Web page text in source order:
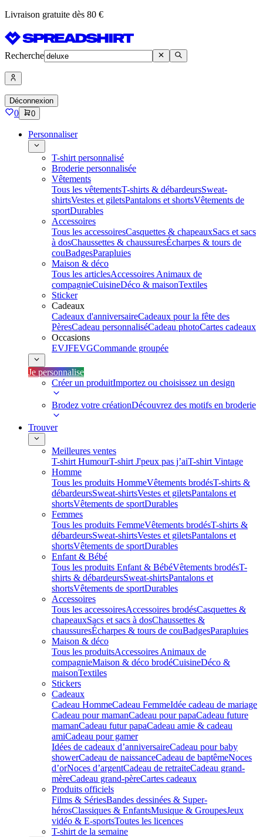
Livraison gratuite dès 80 €
Recherche
Déconnexion
0 0
Personnaliser
T-shirt personnalisé
Broderie personnalisée
Vêtements
Tous les vêtementsT-shirts & débardeursSweat-
shirtsVestes et giletsPantalons et shortsVêtements de
sportDurables
Accessoires
Tous les accessoiresCasquettes & chapeauxSacs et sacs
à dosChaussettes & chaussuresÉcharpes & tours de
couBadgesParapluies
Maison & déco
Tous les articlesAccessoires Animaux de
compagnieCuisineDéco & maisonTextiles
Sticker
Cadeaux
Cadeaux d'anniversaireCadeaux pour la fête des
PèresCadeau personnaliséCadeau photoCartes cadeaux
Occasions
EVJFEVGCommande groupée
Je personnalise
Créer un produitImportez ou choisissez un design
Brodez votre créationDécouvrez des motifs en broderie
Trouver
Meilleures ventes
T-shirt HumourT-shirt J'peux pas j’aiT-shirt Vintage
Homme
Tous les produits HommeVêtements brodésT-shirts &
débardeursSweat-shirtsVestes et giletsPantalons et
shortsVêtements de sportDurables
Femmes
Tous les produits FemmeVêtements brodésT-shirts &
débardeursSweat-shirtsVestes et giletsPantalons et
shortsVêtements de sportDurables
Enfant & Bébé
Tous les produits Enfant & BébéVêtements brodésT-
shirts & débardeursSweat-shirtsPantalons et
shortsVêtements de sportDurables
Accessoires
Tous les accessoiresAccessoires brodésCasquettes &
chapeauxSacs et sacs à dosChaussettes &
chaussuresÉcharpes & tours de couBadgesParapluies
Maison & déco
Tous les produitsAccessoires Animaux de
compagnieMaison & déco brodéCuisineDéco &
maisonTextiles
Stickers
Cadeaux
Cadeau HommeCadeau FemmeIdée cadeau de mariage​
Cadeau pour mamanCadeau pour papaCadeau future
mamanCadeau futur papaCadeau amie & cadeau
amiCadeau pour gamer
Idées de cadeaux d’anniversaireCadeau pour baby
showerCadeau de naissanceCadeau de baptêmeNoces
d’orNoces d’argentCadeau de retraiteCadeau grand-
mèreCadeau grand-pèreCartes cadeaux
Produits officiels
Films & SériesBandes dessinées & Super-
hérosClassiques & EnfantsMusique & GroupesJeux
vidéo & E-sportsToutes les licences
T-shirt de la semaine